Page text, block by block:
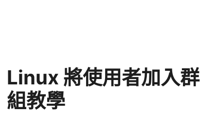
Linux 將使用者加入群
組教學